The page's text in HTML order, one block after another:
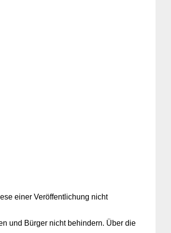
einer Veröffentlichung nicht
und Bürger nicht behindern. Über die